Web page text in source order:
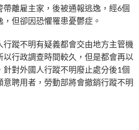
離雇主家，後被通報逃逸，經6個
但卻因恐懼罹患憂鬱症。
行蹤不明有疑義都會交由地方主管機
以行政調查時間較久，但是都會再以
對外國人行蹤不明廢止處分後1個
意聘用者，勞動部將會撤銷行蹤不明